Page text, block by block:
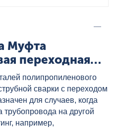
Муфта
переходная
полипропиленового
сварки с переходом
для случаев, когда
трубопровода на другой
например,